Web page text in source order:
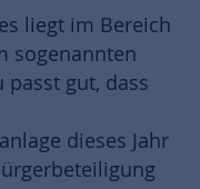
liegt im Bereich
sogenannten
passt gut, dass
dieses Jahr